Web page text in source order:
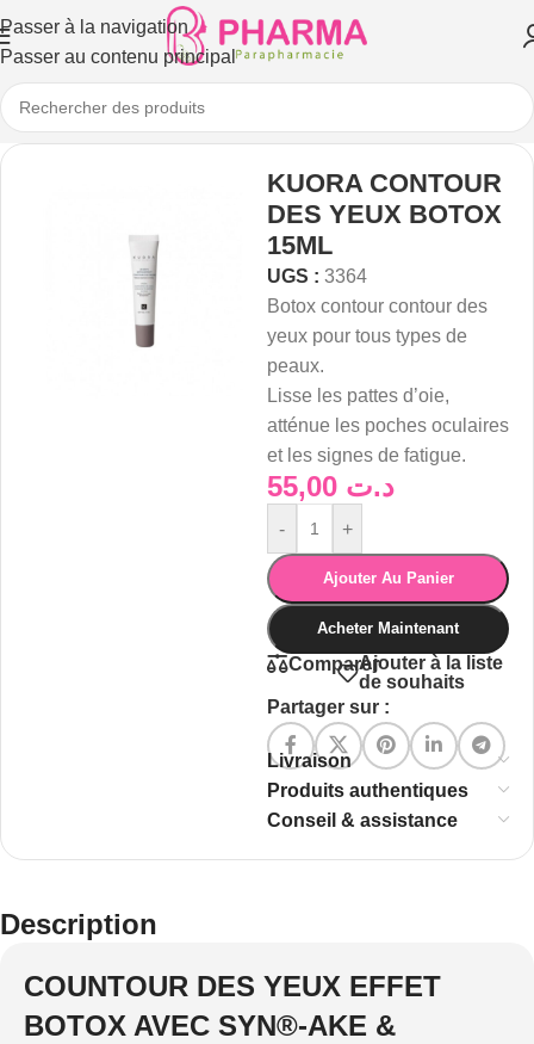
Passer à la navigation
Passer au contenu principal
KUORA CONTOUR
DES YEUX BOTOX
15ML
UGS : 3364
Botox contour contour des
yeux pour tous types de
peaux.
Lisse les pattes d’oie,
atténue les poches oculaires
et les signes de fatigue.
د.ت
- +
Ajouter Au Panier
Acheter Maintenant
ComparerAjouter à la liste
de souhaits
Partager sur :
Livraison
Produits authentiques
Conseil & assistance
Description
COUNTOUR DES YEUX EFFET
BOTOX AVEC SYN®-AKE &